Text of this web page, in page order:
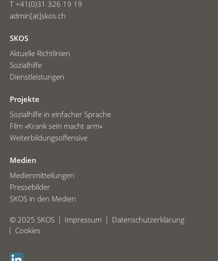
T +41(0)31 326 19 19
admin[at]skos.ch
SKOS
Aktuelle Richtlinien
Sozialhilfe
Dienstleistungen
Projekte
Sozialhilfe in einfacher Sprache
Film «Krank sein macht arm»
Weiterbildungsoffensive
Medien
Medienmitteilungen
Pressebilder
SKOS in den Medien
© 2025 SKOS Impressum
Datenschutzerklärung
Cookies